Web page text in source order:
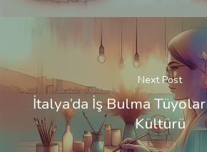
Next Post
İtalya’da İş Bulma
Kültürü